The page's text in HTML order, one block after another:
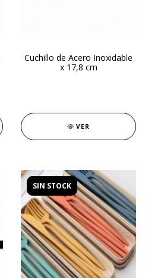
Cuchillo de Acero Inoxidable
x 17,8 cm
VER
SIN STOCK